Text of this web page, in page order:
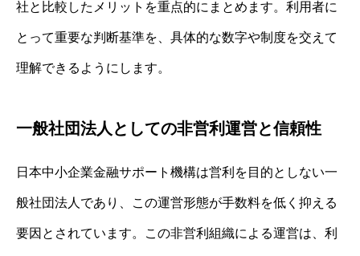
社と比較したメリットを重点的にまとめます。利用者に
とって重要な判断基準を、具体的な数字や制度を交えて
理解できるようにします。
一般社団法人としての非営利運営と信頼性
日本中小企業金融サポート機構は営利を目的としない一
般社団法人であり、この運営形態が手数料を低く抑える
要因とされています。この非営利組織による運営は、利